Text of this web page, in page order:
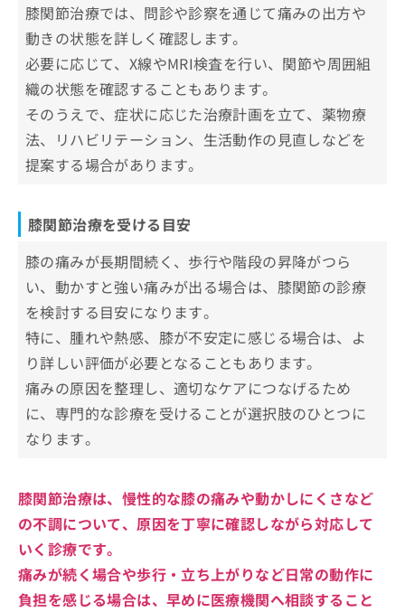
5．なかの外科クリニック
6．整形外科 吉田クリニック
7．Nクリニック
8．いっしん整形外科
9．ほしやま整形外科医院
10．月山クリニック
膝関節治療とは？どのような対応をするの？
膝関節治療を受診する目安
膝関節症の主な治療法
保存療法（手術以外の治療）
注射療法・手術療法
膝関節治療はどんな流れで進むの？
1.予約・受診
2.問診・検査
3.医師による診察
4.治療プランの説明と同意
膝関節の健康維持に役立つとされる栄
養素
① コラーゲン
② ヒアルロン酸
④ コンドロイチン
⑤ オメガ3脂肪酸（EPA・DHA）
⑥ ビタミンD
⑦ カルシウム
膝関節への負担をかけない日常生活で
気をつけたいポイント
無理のない範囲で行う運動・ストレッチ
体重管理を意識した生活
靴や生活環境の見直し
気になる症状が続くときは早めに相談を検討する
サポーター・テーピング
インソール・クッション類
温熱・冷却アイテム
膝関節治療に関する質問10選！
まとめ：大阪府で評判の膝関節治療におすすめ
のクリニック10選
膝関節治療では、問診や診察を通じて痛みの出方や
動きの状態を詳しく確認します。
必要に応じて、X線やMRI検査を行い、関節や周囲組
織の状態を確認することもあります。
そのうえで、症状に応じた治療計画を立て、薬物療
法、リハビリテーション、生活動作の見直しなどを
提案する場合があります。
膝関節治療を受ける目安
膝の痛みが長期間続く、歩行や階段の昇降がつら
い、動かすと強い痛みが出る場合は、膝関節の診療
を検討する目安になります。
特に、腫れや熱感、膝が不安定に感じる場合は、よ
り詳しい評価が必要となることもあります。
痛みの原因を整理し、適切なケアにつなげるため
に、専門的な診療を受けることが選択肢のひとつに
なります。
膝関節治療は、慢性的な膝の痛みや動かしにくさなど
の不調について、原因を丁寧に確認しながら対応して
いく診療です。
痛みが続く場合や歩行・立ち上がりなど日常の動作に
負担を感じる場合は、早めに医療機関へ相談すること
の
お
問
い
合
わ
せ
は
こ
ち